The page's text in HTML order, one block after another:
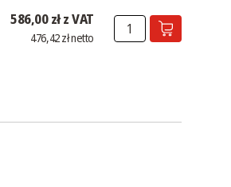
586,00 zł z VAT
476,42 zł netto